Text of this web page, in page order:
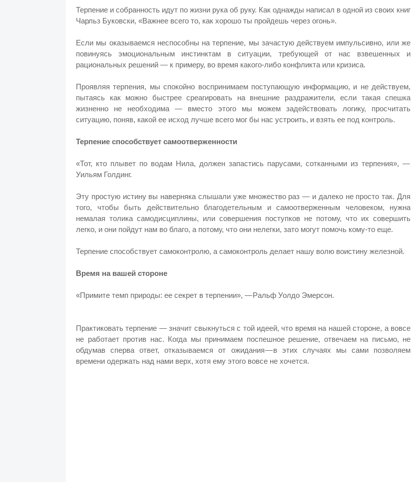
Терпение и собранность идут по жизни рука об руку. Как однажды написал в одной из своих книг
Чарльз Буковски, «Важнее всего то, как хорошо ты пройдешь через огонь».
Если мы оказываемся неспособны на терпение, мы зачастую действуем импульсивно, или же
повинуясь эмоциональным инстинктам в ситуации, требующей от нас взвешенных и
рациональных решений — к примеру, во время какого-либо конфликта или кризиса.
Проявляя терпения, мы спокойно воспринимаем поступающую информацию, и не действуем,
пытаясь как можно быстрее среагировать на внешние раздражители, если такая спешка
жизненно не необходима — вместо этого мы можем задействовать логику, просчитать
ситуацию, поняв, какой ее исход лучше всего мог бы нас устроить, и взять ее под контроль.
Терпение способствует самоотверженности
«Тот, кто плывет по водам Нила, должен запастись парусами, сотканными из терпения», —
Уильям Голдинг.
Эту простую истину вы наверняка слышали уже множество раз — и далеко не просто так. Для
того, чтобы быть действительно благодетельным и самоотверженным человеком, нужна
немалая толика самодисциплины, или совершения поступков не потому, что их совершить
легко, и они пойдут нам во благо, а потому, что они нелегки, зато могут помочь кому-то еще.
Терпение способствует самоконтролю, а самоконтроль делает нашу волю воистину железной.
Время на вашей стороне
«Примите темп природы: ее секрет в терпении», — Ральф Уолдо Эмерсон.
Практиковать терпение — значит свыкнуться с той идеей, что время на нашей стороне, а вовсе
не работает против нас. Когда мы принимаем поспешное решение, отвечаем на письмо, не
обдумав сперва ответ, отказываемся от ожидания — в этих случаях мы сами позволяем
времени одержать над нами верх, хотя ему этого вовсе не хочется.